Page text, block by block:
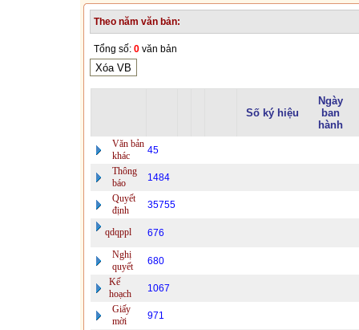
Theo năm văn bản:
Tổng số: 0 văn bản
Số ký hiệu
Ngày
ban
hành
Văn bản
khác
45
Thông
báo
1484
Quyết
định
35755
qdqppl
676
Nghị
quyết
680
Kế
hoạch
1067
Giấy
mời
971